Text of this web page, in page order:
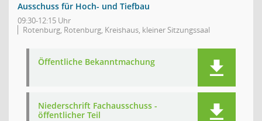
Ausschuss für Hoch- und Tiefbau
09:30-12:15 Uhr
Rotenburg, Rotenburg, Kreishaus, kleiner Sitzungssaal
Öffentliche Bekanntmachung
Niederschrift Fachausschuss -
öffentlicher Teil